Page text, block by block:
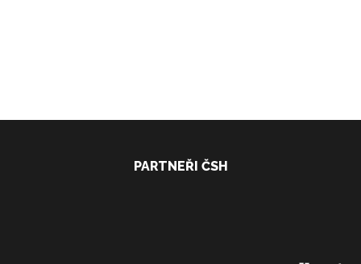
PARTNEŘI ČSH